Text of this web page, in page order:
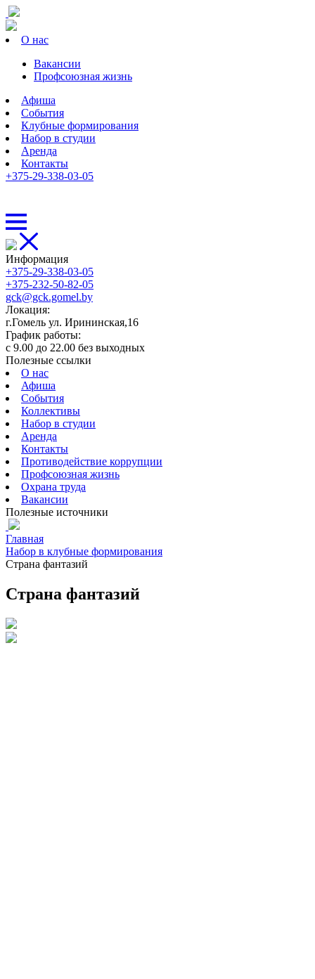
О нас
Вакансии
Профсоюзная жизнь
Афиша
События
Клубные формирования
Набор в студии
Аренда
Контакты
+375-29-338-03-05
Информация
+375-29-338-03-05
+375-232-50-82-05
gck@gck.gomel.by
Локация:
г.Гомель ул. Ирининская,16
График работы:
с 9.00 до 22.00 без выходных
Полезные ссылки
О нас
Афиша
События
Коллективы
Набор в студии
Аренда
Контакты
Противодействие коррупции
Профсоюзная жизнь
Охрана труда
Вакансии
Полезные источники
Главная
Набор в клубные формирования
Страна фантазий
Страна фантазий